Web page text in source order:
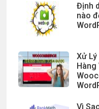
Định
nào
Xử
Hàng
Vì